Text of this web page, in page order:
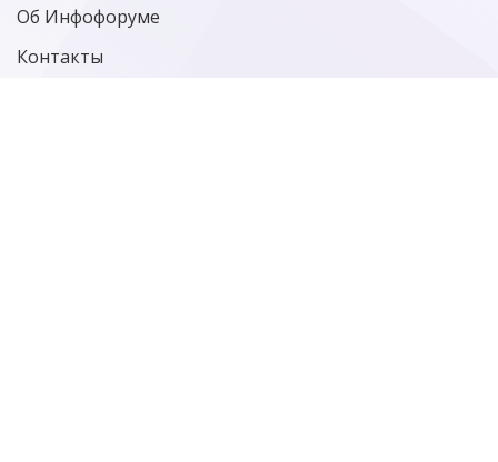
Об Инфофоруме
Контакты